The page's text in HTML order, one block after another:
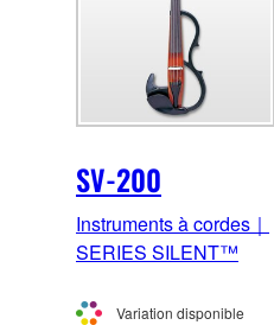
SV-200
Instruments à cordes｜
SERIES SILENT™
Variation disponible